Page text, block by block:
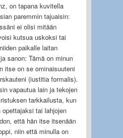
on tapana kuvitella
paremmin tajuaisin:
ei olisi mitään
kutsua uskoksi tai
paikalle laitan
sanon: Tämä on minun
itse on se ominaisuuteni
(iustitia formalis).
vapautua lain ja tekojen
tarkkailusta, kun
opettajaksi tai lahjojen
että hän itse itsenään
niin että minulla on